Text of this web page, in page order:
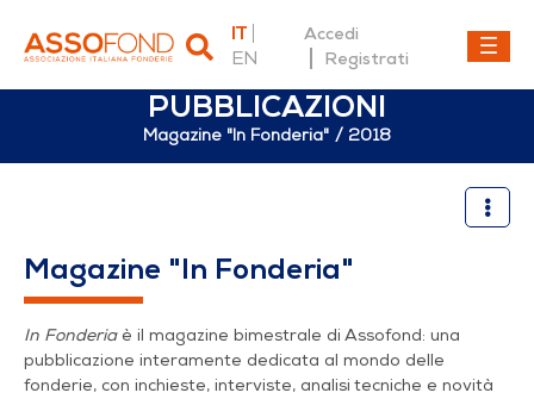
IT
EN
Accedi
Registrati
PUBBLICAZIONI
Magazine "In Fonderia" 2018
Industria Fusoria 6/2018
Magazine "In Fonderia"
In Fonderiaè il magazine bimestrale di Assofond: una
pubblicazione interamente dedicata al mondo delle
fonderie, con inchieste, interviste, analisi tecniche e novità